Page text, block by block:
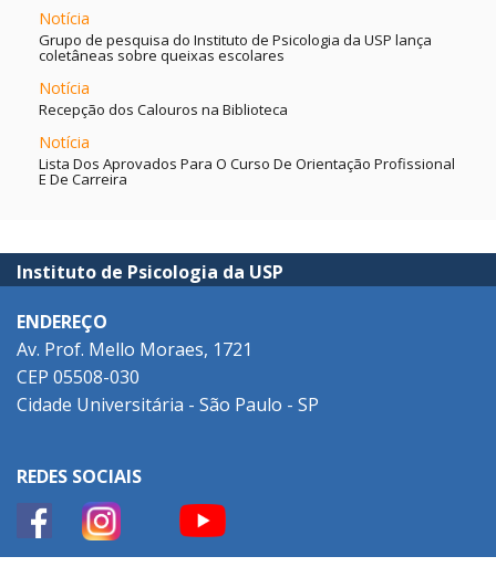
Notícia
Grupo de pesquisa do Instituto de Psicologia da USP lança
coletâneas sobre queixas escolares
Notícia
Recepção dos Calouros na Biblioteca
Notícia
Lista Dos Aprovados Para O Curso De Orientação Profissional
E De Carreira
Instituto de Psicologia da USP
ENDEREÇO
Av. Prof. Mello Moraes, 1721
CEP 05508-030
Cidade Universitária - São Paulo - SP
REDES SOCIAIS